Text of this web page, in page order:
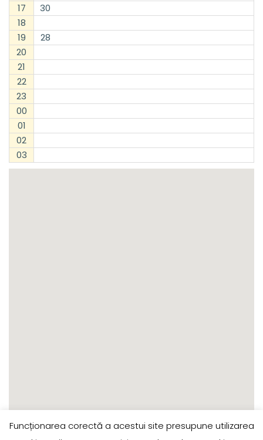
17
30
18
19
28
20
21
22
23
00
01
02
03
Funcționarea corectă a acestui site presupune utilizarea